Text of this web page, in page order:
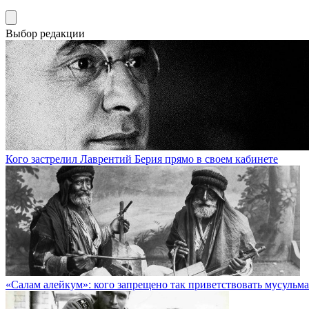
Выбор редакции
Кого застрелил Лаврентий Берия прямо в своем кабинете
«Салам алейкум»: кого запрещено так приветствовать